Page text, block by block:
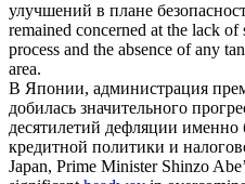
улучшений в плане
remained concerned at the lack of
process and the absence of any
area.
В Японии, администрация
добилась значительного
десятилетий дефляции
кредитной политики и
Japan, Prime Minister Shinzo